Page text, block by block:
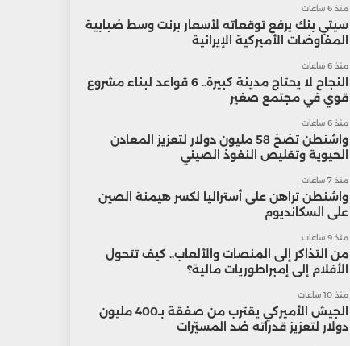
منذ 6 ساعات
سيتي بنك يرفع توقعاته لأسعار برنت وسط ضبابية
المفاوضات الأميركية الإيرانية
منذ 6 ساعات
النجاح لا يحتاج مدينة كبيرة.. 6 قواعد لبناء مشروع
قوي في مجتمع صغير
منذ 6 ساعات
واشنطن تضخ 58 مليون دولار لتعزيز المعادن
الحيوية وتقليص النفوذ الصيني
منذ 7 ساعات
واشنطن تراهن على أستراليا لكسر هيمنة الصين
على السكانديوم
منذ 9 ساعات
من التذاكر إلى المنصات والألعاب.. كيف تتحول
الأفلام إلى إمبراطوريات مالية؟
منذ 10 ساعات
الجيش الأميركي يقترب من صفقة بـ400 مليون
دولار لتعزيز قدراته ضد المسيّرات